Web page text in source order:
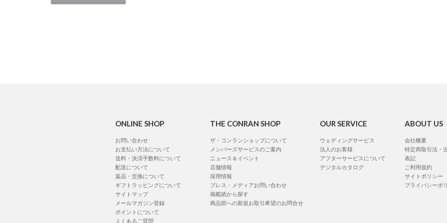
ONLINE SHOP
お問い合わせ
お支払い方法について
送料・決済手数料について
配送について
返品・交換について
ギフトラッピングについて
サイトマップ
メールマガジン登録
ポイントについて
よくあるご質問
THE CONRAN SHOP
ザ・コンランショップについて
メンバーズサービスのご案内
ニュース＆イベント
店舗情報
採用情報
プレス・メディアお問い合わせ
掲載紙から探す
商品部への新規お取引希望のお問合せ
OUR SERVICE
ウェディングサービス
法人のお客様
アフターサービスについて
デジタルカタログ
ABOUT US
会社概要
特定商取引法・
表記
ご利用規約
サイトポリシー
プライバシーポ